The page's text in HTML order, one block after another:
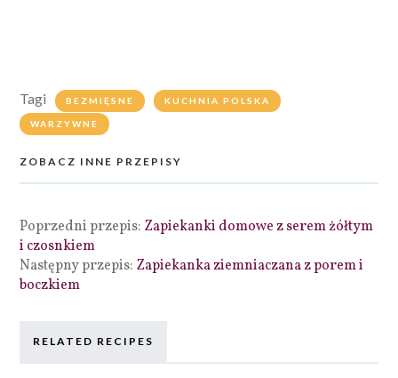
Tagi BEZMIĘSNE KUCHNIA POLSKA
WARZYWNE
ZOBACZ INNE PRZEPISY
Poprzedni przepis: Zapiekanki domowe z serem żółtym
i czosnkiem
Następny przepis: Zapiekanka ziemniaczana z porem i
boczkiem
RELATED RECIPES